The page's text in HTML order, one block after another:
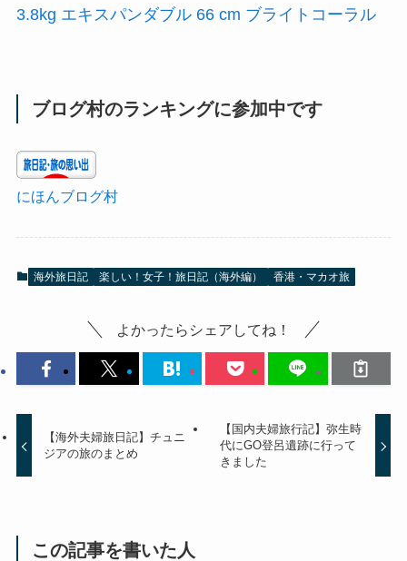
3.8kg エキスパンダブル 66 cm ブライトコーラル
ブログ村のランキングに参加中です
にほんブログ村
海外旅日記 楽しい！女子！旅日記（海外編） 香港・マカオ旅
よかったらシェアしてね！
【海外夫婦旅日記】チュニ
ジアの旅のまとめ
【国内夫婦旅行記】弥生時
代にGO登呂遺跡に行って
きました
この記事を書いた人